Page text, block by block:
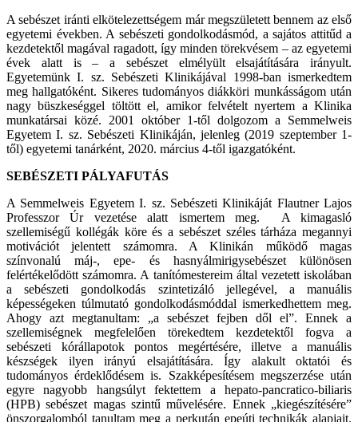
A sebészet iránti elkötelezettségem már megszületett bennem az első
egyetemi években. A sebészeti gondolkodásmód, a sajátos attitűd a
kezdetektől magával ragadott, így minden törekvésem – az egyetemi
évek alatt is – a sebészet elmélyült elsajátítására irányult.
Egyetemünk I. sz. Sebészeti Klinikájával 1998-ban ismerkedtem
meg hallgatóként. Sikeres tudományos diákköri munkásságom után
nagy büszkeséggel töltött el, amikor felvételt nyertem a Klinika
munkatársai közé. 2001 október 1-től dolgozom a Semmelweis
Egyetem I. sz. Sebészeti Klinikáján, jelenleg (2019 szeptember 1-
től) egyetemi tanárként, 2020. március 4-től igazgatóként.
SEBÉSZETI PÁLYAFUTÁS
A Semmelweis Egyetem I. sz. Sebészeti Klinikáját Flautner Lajos
Professzor Úr vezetése alatt ismertem meg. A kimagasló
szellemiségű kollégák köre és a sebészet széles tárháza megannyi
motivációt jelentett számomra. A Klinikán működő magas
színvonalú máj-, epe- és hasnyálmirigysebészet különösen
felértékelődött számomra. A tanítómestereim által vezetett iskolában
a sebészeti gondolkodás szintetizáló jellegével, a manuális
képességeken túlmutató gondolkodásmóddal ismerkedhettem meg.
Ahogy azt megtanultam: „a sebészet fejben dől el”. Ennek a
szellemiségnek megfelelően törekedtem kezdetektől fogva a
sebészeti kórállapotok pontos megértésére, illetve a manuális
készségek ilyen irányú elsajátítására. Így alakult oktatói és
tudományos érdeklődésem is. Szakképesítésem megszerzése után
egyre nagyobb hangsúlyt fektettem a hepato-pancratico-biliaris
(HPB) sebészet magas szintű művelésére. Ennek „kiegészítésére”
önszorgalomból tanultam meg a perkután epeúti technikák alapjait.